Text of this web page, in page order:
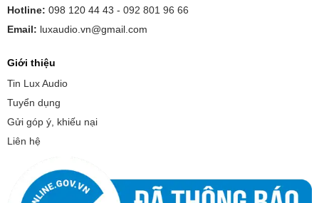
Hotline: 098 120 44 43 - 092 801 96 66
Email: luxaudio.vn@gmail.com
Giới thiệu
Tin Lux Audio
Tuyển dụng
Gửi góp ý, khiếu nại
Liên hệ